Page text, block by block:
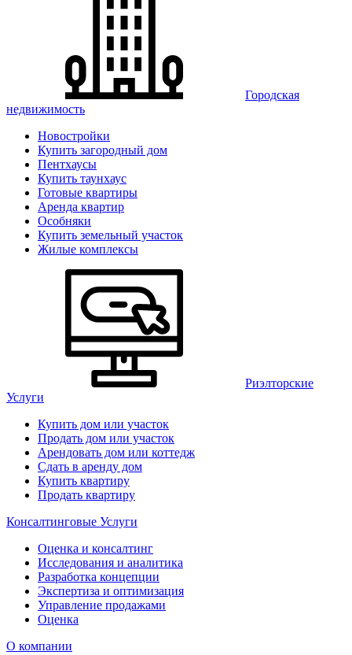
Городская
недвижимость
Новостройки
Купить загородный дом
Пентхаусы
Купить таунхаус
Готовые квартиры
Аренда квартир
Особняки
Купить земельный участок
Жилые комплексы
Риэлторские
Услуги
Купить дом или участок
Продать дом или участок
Арендовать дом или коттедж
Сдать в аренду дом
Купить квартиру
Продать квартиру
Консалтинговые Услуги
Оценка и консалтинг
Исследования и аналитика
Разработка концепции
Экспертиза и оптимизация
Управление продажами
Оценка
О компании